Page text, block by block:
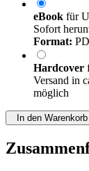
eBook für
Sofort
Format:
Hardcover
Versand in
möglich
In den Warenkorb